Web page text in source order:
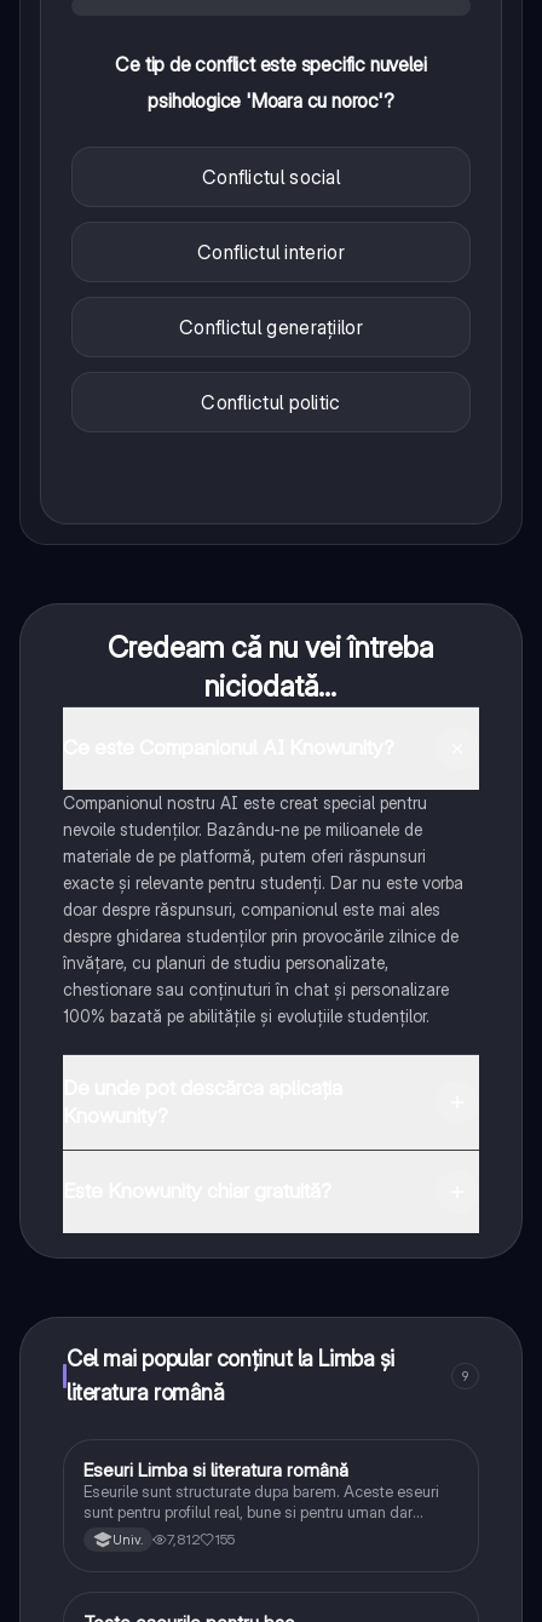
Ce tip de conflict este specific nuvelei
psihologice 'Moara cu noroc'?
Conflictul social
Conflictul interior
Conflictul generațiilor
Conflictul politic
Credeam că nu vei întreba
niciodată...
Companionul nostru AI este creat special pentru
nevoile studenților. Bazându-ne pe milioanele de
materiale de pe platformă, putem oferi răspunsuri
exacte și relevante pentru studenți. Dar nu este vorba
doar despre răspunsuri, companionul este mai ales
despre ghidarea studenților prin provocările zilnice de
învățare, cu planuri de studiu personalizate,
chestionare sau conținuturi în chat și personalizare
100% bazată pe abilitățile și evoluțiile studenților.
Cel mai popular conținut la Limba și
literatura română
9
Limba și literatura română
Eseuri Limba si literatura română
Eseurile sunt structurate dupa barem. Aceste eseuri
sunt pentru profilul real, bune si pentru uman dar
lipsesc relatiile dintre personaje si caracrerizarile.
Univ. 7,812 155